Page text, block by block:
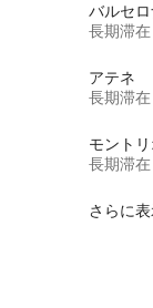
バルセ
長期滞在
アテネ
長期滞在
モント
長期滞在
さらに